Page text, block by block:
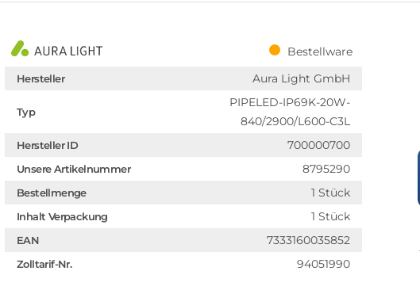
Bestellware
Hersteller Aura Light GmbH
Typ
PIPELED-IP69K-20W-
840/2900/L600-C3L
Hersteller ID 700000700
Unsere Artikelnummer 8795290
Bestellmenge 1 Stück
Inhalt Verpackung 1 Stück
EAN 7333160035852
Zolltarif-Nr. 94051990